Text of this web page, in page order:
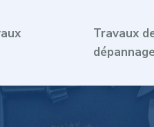
Travaux
dépannage